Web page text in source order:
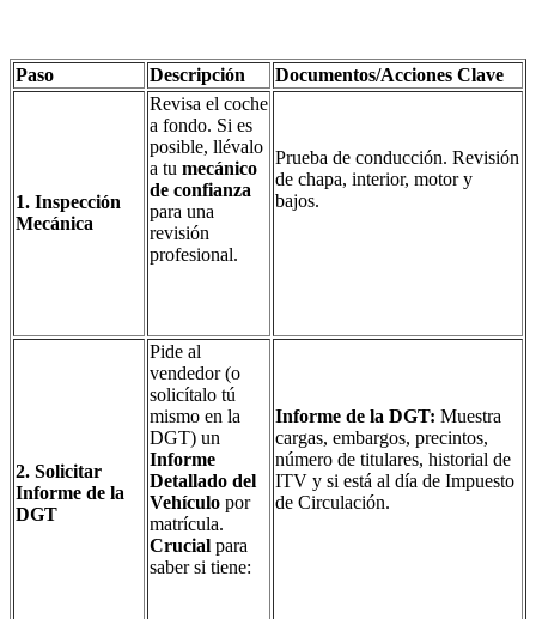
Paso Descripción Documentos/Acciones Clave
1. Inspección
Mecánica
Revisa el coche
a fondo. Si es
posible, llévalo
a tu mecánico
de confianza
para una
revisión
profesional.
Prueba de conducción. Revisión
de chapa, interior, motor y
bajos.
2. Solicitar
Informe de la
DGT
Pide al
vendedor (o
solicítalo tú
mismo en la
DGT) un
Informe
Detallado del
Vehículo por
matrícula.
Crucial para
saber si tiene:
Informe de la DGT: Muestra
cargas, embargos, precintos,
número de titulares, historial de
ITV y si está al día de Impuesto
de Circulación.